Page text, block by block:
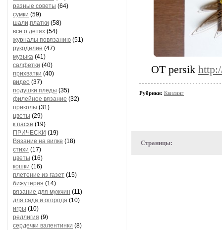
разные советы (64)
сумки (59)
шали,платки (58)
все о детях (54)
журналы повязанию (51)
рукоделие (47)
музыка (41)
салфетки (40)
прихватки (40)
видео (37)
подушки пледы (35)
филейное вязание (32)
приколы (31)
цветы (29)
к пасхе (19)
ПРИЧЕСКИ (19)
Вязание на вилке (18)
стихи (17)
цветы (16)
кошки (16)
плетение из газет (15)
бижутерия (14)
вязание для мужчин (11)
для сада и огорода (10)
игры (10)
реллигия (9)
сердечки валентинки (8)
ОТ persik
Рубрики: Квилинг
Страницы: